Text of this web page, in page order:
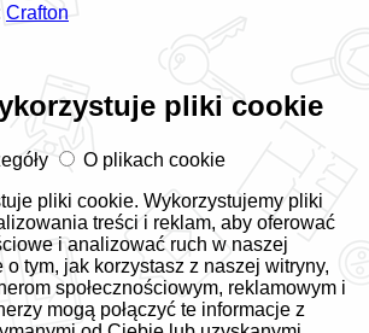
Crafton
pliki cookie
O plikach cookie
pliki cookie. Wykorzystujemy pliki
treści i reklam, aby oferować
i analizować ruch w naszej
o tym, jak korzystasz z naszej witryny,
społecznościowym, reklamowym i
mogą połączyć te informacje z